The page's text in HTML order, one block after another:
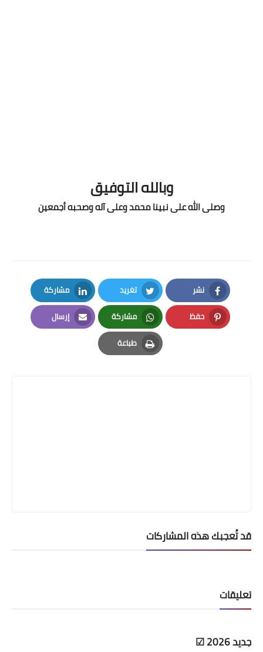
وبالله التوفيق
وصلى الله على نبينا محمد وعلى آله وصحبه أجمعين
نشر
Facebook
تغريد
Twitter
مشاركة
LinkedIn
حفظ
Pinterest
مشاركة
Whatsapp
إرسال
Email
طباعة
Print
قد تُعجبك هذه المشاركات
تعليقات
جديد 2026 ☑